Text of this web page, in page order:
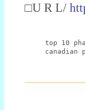
□U R L/
top 10
canadian